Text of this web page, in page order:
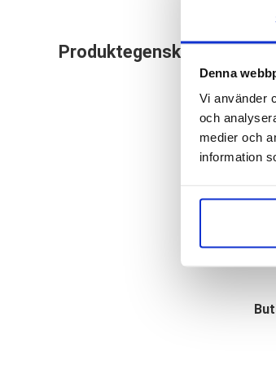
Denna
Vi använder
och
medier och
information
Produktegenskaper